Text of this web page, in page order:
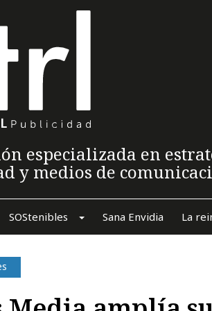
especializada en
y medios de
SOStenibles Sana Envidia La